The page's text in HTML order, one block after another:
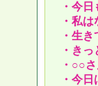
・今日
・私は
・生き
・きっ
・○○さ
・今日